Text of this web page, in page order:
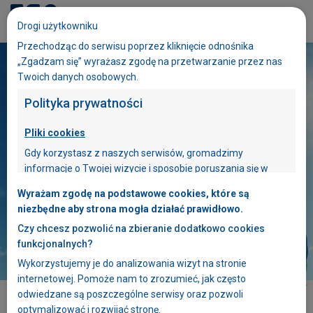
Szczegóły szkoły
Drogi użytkowniku
Przechodząc do serwisu poprzez kliknięcie odnośnika
„Zgadzam się” wyrażasz zgodę na przetwarzanie przez nas
Twoich danych osobowych.
Polityka prywatności
Pliki cookies
Gdy korzystasz z naszych serwisów, gromadzimy
informacje o Twojej wizycie i sposobie poruszania się w
cookies zawiera dane informatyczne, które są
umieszczone w Twoim urządzeniu końcowym –
przeglądarce internetowej, z której korzystasz.
Pliki cookies używane w naszych serwisach
wykorzystywane są między innymi do bieżącej
optymalizacji serwisów oraz ułatwiania Twojego z nich
korzystania. Niektóre funkcjonalności dostępne w naszych
Wyrażam zgodę na podstawowe cookies, które są
niezbędne aby strona mogła działać prawidłowo.
Czy chcesz pozwolić na zbieranie dodatkowo cookies
funkcjonalnych?
Wykorzystujemy je do analizowania wizyt na stronie
internetowej. Pomoże nam to zrozumieć, jak często
odwiedzane są poszczególne serwisy oraz pozwoli
optymalizować i rozwijać stronę.